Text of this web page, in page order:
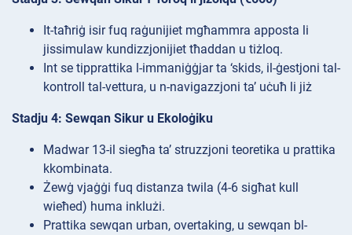
It-taħriġ isir fuq raġunijiet mgħammra apposta li
jissimulaw kundizzjonijiet tħaddan u tiżloq.
Int se tipprattika l-immaniġġjar ta ‘skids, il-ġestjoni tal-
kontroll tal-vettura, u n-navigazzjoni ta’ uċuħ li jiż
Stadju 4: Sewqan Sikur u Ekoloġiku
Madwar 13-il siegħa ta’ struzzjoni teoretika u prattika
kkombinata.
Żewġ vjaġġi fuq distanza twila (4-6 sigħat kull
wieħed) huma inklużi.
Prattika sewqan urban, overtaking, u sewqan bl-